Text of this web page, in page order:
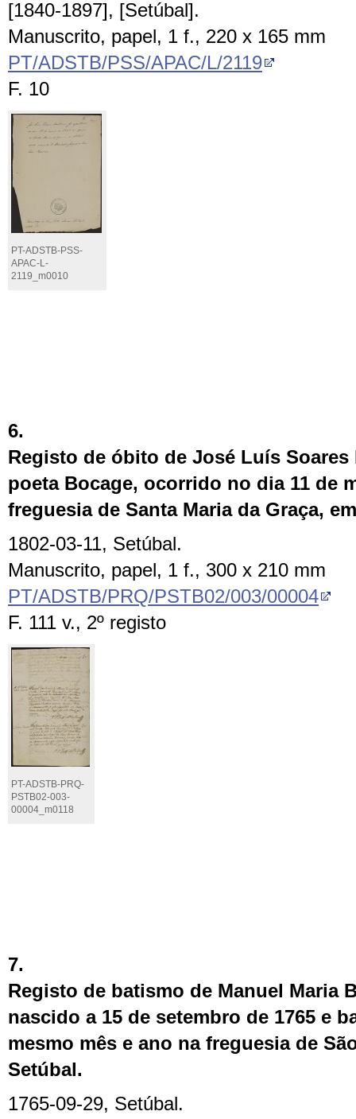
[1840-1897], [Setúbal].
Manuscrito, papel, 1 f., 220 x 165 mm
PT/ADSTB/PSS/APAC/L/2119
F. 10
PT-ADSTB-PSS-
APAC-L-
2119_m0010
6.
Registo de óbito de José Luís Soares
poeta Bocage, ocorrido no dia 11 de
freguesia de Santa Maria da Graça,
1802-03-11, Setúbal.
Manuscrito, papel, 1 f., 300 x 210 mm
PT/ADSTB/PRQ/PSTB02/003/00004
F. 111 v., 2º registo
PT-ADSTB-PRQ-
PSTB02-003-
00004_m0118
7.
Registo de batismo de Manuel Maria
nascido a 15 de setembro de 1765 e
mesmo mês e ano na freguesia de
Setúbal.
1765-09-29, Setúbal.